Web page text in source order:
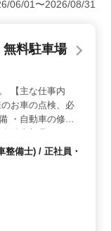
用の住宅も用
のガソリンス
車の点検、分
務に携われる
チャレンジで
06/01〜2026/08/31
料駐車場
【主な仕事内
お車の点検、必
・自動車の修
ック経験の豊富
整備士) / 正社員・